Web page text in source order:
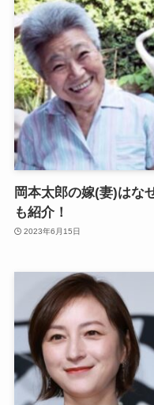
岡本太郎の嫁(妻)はな
も紹介！
2023年6月15日